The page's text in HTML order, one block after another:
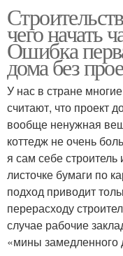
чего начать
Ошибка
дома без
У нас в стране
считают, что проект
вообще ненужная
коттедж не очень
я сам себе
листочке бумаги по
подход приводит
перерасходу
случае рабочие
«мины замедленного